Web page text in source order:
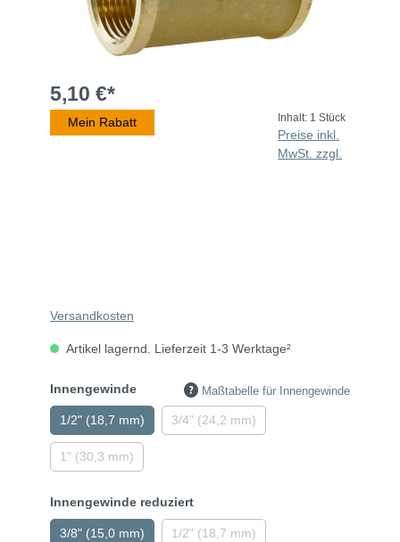
5,10 €*
Mein Rabatt Inhalt: 1 Stück
Preise inkl.
MwSt. zzgl.
Versandkosten
Artikel lagernd. Lieferzeit 1-3 Werktage²
Innengewinde Maßtabelle für Innengewinde
1/2" (18,7 mm) 3/4" (24,2 mm)
1" (30,3 mm)
Innengewinde reduziert
3/8" (15,0 mm) 1/2" (18,7 mm)